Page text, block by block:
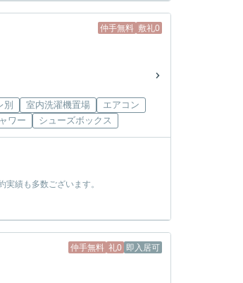
仲手無料 敷礼0
別 室内洗濯機置場
エアコン
ワー シューズボックス
績も多数ございます。
仲手無料 礼0 即入居可